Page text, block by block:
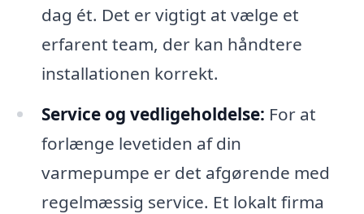
dag ét. Det er vigtigt at vælge et
erfarent team, der kan håndtere
installationen korrekt.
Service og vedligeholdelse: For at
forlænge levetiden af din
varmepumpe er det afgørende med
regelmæssig service. Et lokalt firma